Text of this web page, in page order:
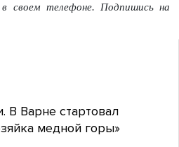
своем телефоне. Подпишись на
В Варне стартовал
медной горы»